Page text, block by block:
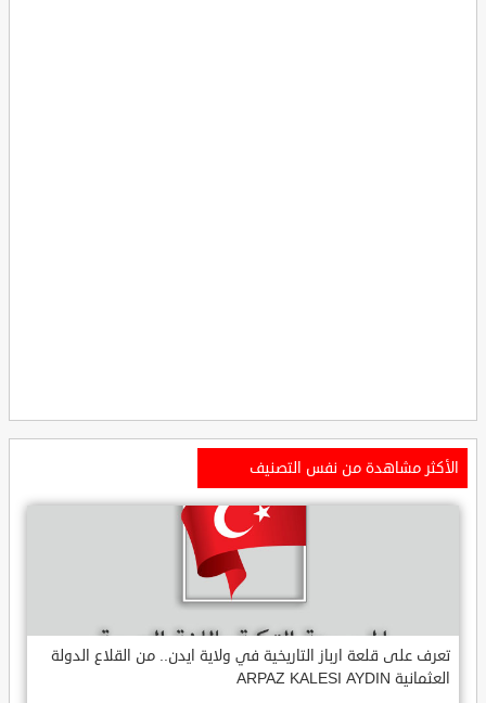
الأكثر مشاهدة من نفس التصنيف
تعرف على قلعة ارباز التاريخية في ولاية ايدن.. من القلاع الدولة
العثمانية ARPAZ KALESI AYDIN